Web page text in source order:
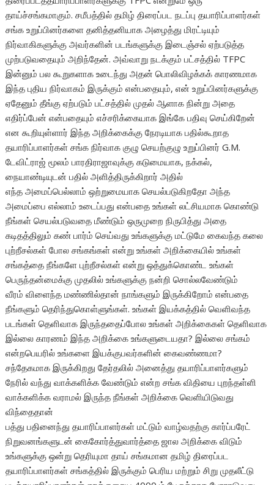
தாய்ச்சங்கமாகும். சமீபத்தில் தமிழ் திரைப்பட நடப்பு தயாரிப்பாளர்கள்
சங்க உறுப்பினர்களை தனித்தனியாக அழைத்து மிரட்டியும்
நிர்வாகிகளுக்கு அவர்களின் படங்களுக்கு இடைஞ்சல் ஏற்படுத்த
முற்படுவதையும் அறிந்தேன். அவ்வாறு நடக்கும் பட்சத்தில் TFPC
இன்னும் பல கூறுகளாக உடைந்து அதன் பொலிவிழக்கக் காரணமாக
இந்த புதிய நிர்வாகம் இருக்கும் என்பதையும், என் உறுப்பினர்களுக்கு
ஏதேனும் தீங்கு ஏற்படும் பட்சத்தில் முதல் ஆளாக நின்று அதை
எதிர்ப்பேன் என்பதையும் எச்சரிக்கையாக இங்கே பதிவு செய்கிறேன்
என கூறியுள்ளார் இந்த அறிக்கைக்கு நேரடியாக பதில்கூறாத
தயாரிப்பாளர்கள் சங்க நிர்வாக குழு செயற்குழு உறுப்பினர் G.M.
டேவிட்ராஜ் மூலம் பாரதிராஜாவுக்கு கடுமையாக, நக்கல்,
நையாண்டியுடன் பதில் அளித்திருக்கிறார் அதில்
எந்த அமைப்பெல்லாம் ஒற்றுமையாக செயல்படுகிறதோ அந்த
அமைப்பை எல்லாம் உடைப்பது என்பதை உங்கள் லட்சியமாக கொண்டு
நீங்கள் செயல்படுவதை மீண்டும் ஒருமுறை நிருபித்து அதை
கடிதத்திலும் கண் பார்ம் செய்வது உங்களுக்கு மட்டுமே கைவந்த கலை
புற்றீசல்கள் போல சங்கங்கள் என்று உங்கள் அறிக்கையில் உங்கள்
சங்கத்தை நீங்களே புற்றீசல்கள் என்று ஒத்துக்கொண்ட உங்கள்
பெருந்தன்மைக்கு முதலில் உங்களுக்கு நன்றி சொல்லவேண்டும்
வீரம் விளைந்த மண்ணில்தான் நாங்களும் இருக்கிறோம் என்பதை
நீங்களும் தெரிந்துகொள்ளுங்கள். உங்கள் இயக்கத்தில் வெளிவந்த
படங்கள் தெளிவாக இருந்ததைப்போல உங்கள் அறிக்கைகள் தெளிவாக
இல்லை காரணம் இந்த அறிக்கை உங்களுடையதா? இல்லை சங்கம்
என்றபெயரில் உங்களை இயக்குபவர்களின் கைவண்ணமா?
சந்தேகமாக இருக்கிறது தேர்தலில் அனைத்து தயாரிப்பாளர்களும்
நேரில் வந்து வாக்களிக்க வேண்டும் என்ற சங்க விதியை புறந்தள்ளி
வாக்களிக்க வராமல் இருந்த நீங்கள் அறிக்கை வெளியிடுவது
விந்தைதான்
பத்து பதினைந்து தயாரிப்பாளர்கள் மட்டும் வாழ்வதற்கு கார்ப்பரேட்
நிறுவனங்களுடன் கைகோர்த்துவார்த்தை ஜால அறிக்கை விடும்
உங்களுக்கு ஒன்று தெரியுமா தாய் சங்கமான தமிழ் திரைப்பட
தயாரிப்பாளர்கள் சங்கத்தில் இருக்கும் பெரிய மற்றும் சிறு முதலீட்டு